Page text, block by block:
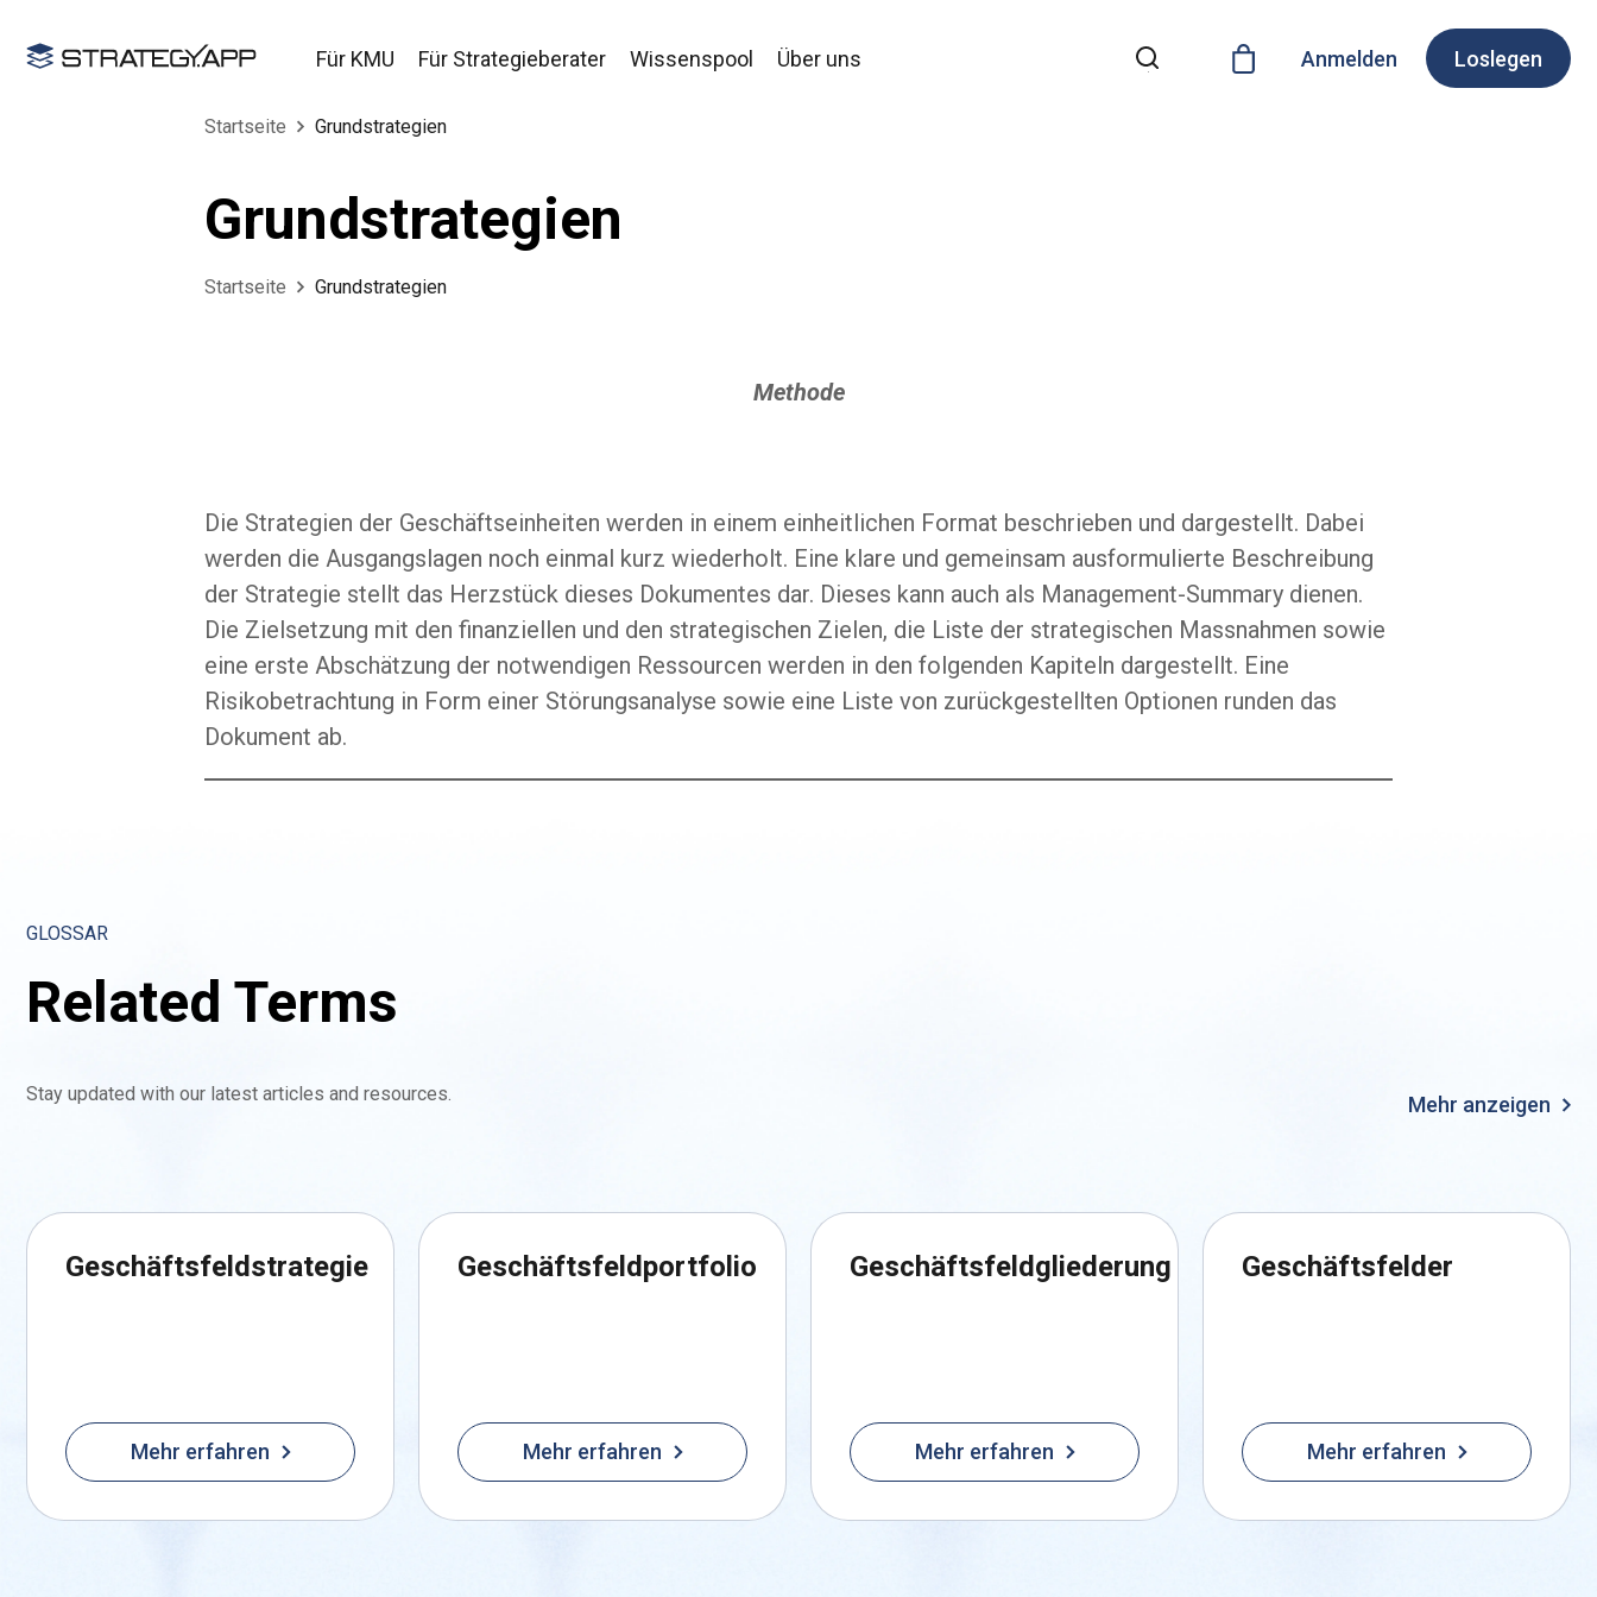
Für KMU Für Strategieberater Wissenspool Über uns Anmelden Loslegen
Startseite Grundstrategien
Grundstrategien
Startseite Grundstrategien
Methode
Die Strategien der Geschäftseinheiten werden in einem einheitlichen Format beschrieben und dargestellt. Dabei
werden die Ausgangslagen noch einmal kurz wiederholt. Eine klare und gemeinsam ausformulierte Beschreibung
der Strategie stellt das Herzstück dieses Dokumentes dar. Dieses kann auch als Management-Summary dienen.
Die Zielsetzung mit den finanziellen und den strategischen Zielen, die Liste der strategischen Massnahmen sowie
eine erste Abschätzung der notwendigen Ressourcen werden in den folgenden Kapiteln dargestellt. Eine
Risikobetrachtung in Form einer Störungsanalyse sowie eine Liste von zurückgestellten Optionen runden das
Dokument ab.
GLOSSAR
Related Terms
Stay updated with our latest articles and resources. Mehr anzeigen
Geschäftsfeldstrategie
Mehr erfahren
Geschäftsfeldportfolio
Mehr erfahren
Geschäftsfeldgliederung
Mehr erfahren
Geschäftsfelder
Mehr erfahren